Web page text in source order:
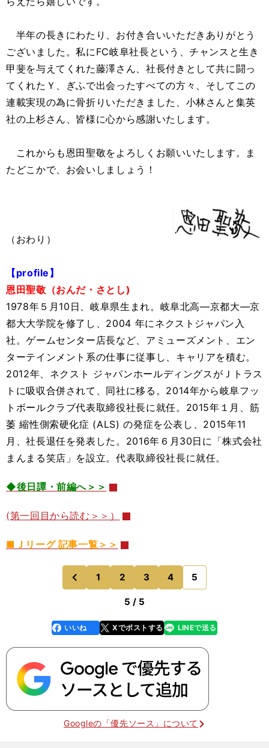
半年の長きにわたり、お付き合いいただきありがとう
ございました。私にFC岐阜社長という、チャンスと生き
甲斐を与えてくれた藤澤さん、社長付きとして共に闘っ
てくれたＹ、ぎふで出会ったすべての方々、そしてこの
連載実現の為に骨折りいただきました、小林さんと集英
社の上杉さん、皆様に心から感謝いたします。
これからも恩田聖敬をよろしくお願いいたします。ま
たどこかで、お会いしましょう！
（おわり）
【profile】
恩田聖敬（おんだ・さとし)
1978年５月10日、岐阜県生まれ。岐阜北高―京都大―京
都大大学院を修了し、2004 年にネクストジャパン入
社。ゲームセンター店長など、アミューズメント、エン
ターテインメント系の仕事に従事し、キャリアを積む。
2012年、ネクスト ジャパンホールディングスがＪトラス
トに吸収合併されて、同社に移る。2014年から岐阜フッ
トボールクラブ代表取締役社長に就任。2015年１月、筋
萎 縮性側索硬化症 (ALS) の発症を公表し、2015年11
月、社長退任を発表した。2016年６月30日に「株式会社
まんまる笑店」を設立。代表取締役社長に就任。
◆後日譚・前編へ＞＞
(第一回目から読む＞＞）
■Ｊリーグ 記事一覧＞＞
前
のページへ
1 2 3 4 5
5 / 5
faceboo
k
いいね Xでポストする
line LINEで送る
Googleの「優先ソース」について